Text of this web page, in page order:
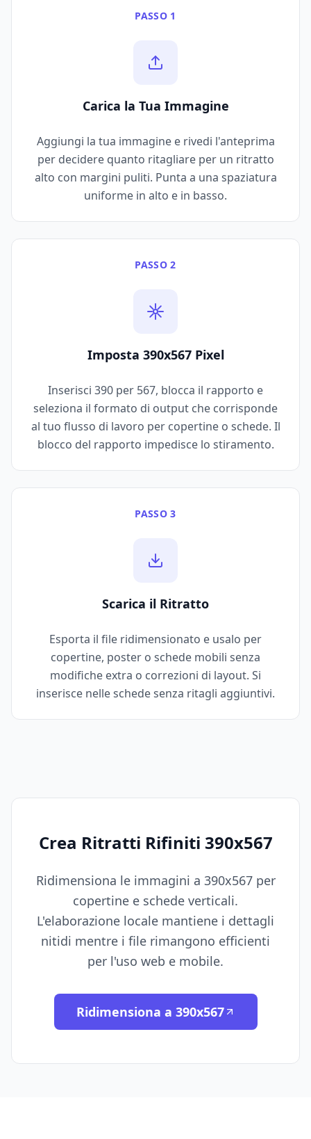
PASSO 1
Carica la Tua Immagine
Aggiungi la tua immagine e rivedi l'anteprima
per decidere quanto ritagliare per un ritratto
alto con margini puliti. Punta a una spaziatura
uniforme in alto e in basso.
PASSO 2
Imposta 390x567 Pixel
Inserisci 390 per 567, blocca il rapporto e
seleziona il formato di output che corrisponde
al tuo flusso di lavoro per copertine o schede. Il
blocco del rapporto impedisce lo stiramento.
PASSO 3
Scarica il Ritratto
Esporta il file ridimensionato e usalo per
copertine, poster o schede mobili senza
modifiche extra o correzioni di layout. Si
inserisce nelle schede senza ritagli aggiuntivi.
Crea Ritratti Rifiniti 390x567
Ridimensiona le immagini a 390x567 per
copertine e schede verticali.
L'elaborazione locale mantiene i dettagli
nitidi mentre i file rimangono efficienti
per l'uso web e mobile.
Ridimensiona a 390x567